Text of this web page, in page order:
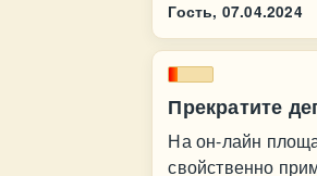
Гость, 07.04.2024
Прекратите
На он-лайн
свойственно